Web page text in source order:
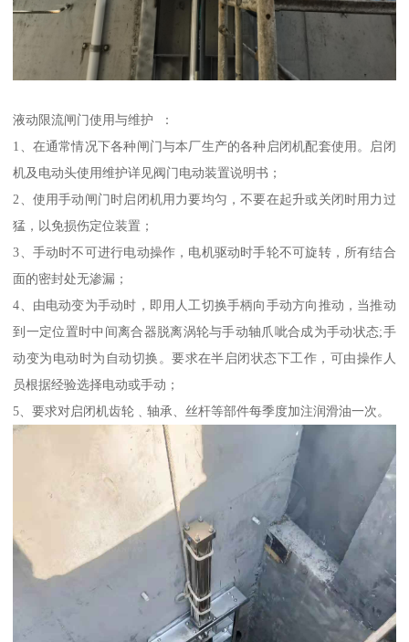
液动限流闸门使用与维护 ：
1、在通常情况下各种闸门与本厂生产的各种启闭机配套使用。启闭
机及电动头使用维护详见阀门电动装置说明书；
2、使用手动闸门时启闭机用力要均匀，不要在起升或关闭时用力过
猛，以免损伤定位装置；
3、手动时不可进行电动操作，电机驱动时手轮不可旋转，所有结合
面的密封处无渗漏；
4、由电动变为手动时，即用人工切换手柄向手动方向推动，当推动
到一定位置时中间离合器脱离涡轮与手动轴爪呲合成为手动状态;手
动变为电动时为自动切换。要求在半启闭状态下工作，可由操作人
员根据经验选择电动或手动；
5、要求对启闭机齿轮﹑轴承、丝杆等部件每季度加注润滑油一次。